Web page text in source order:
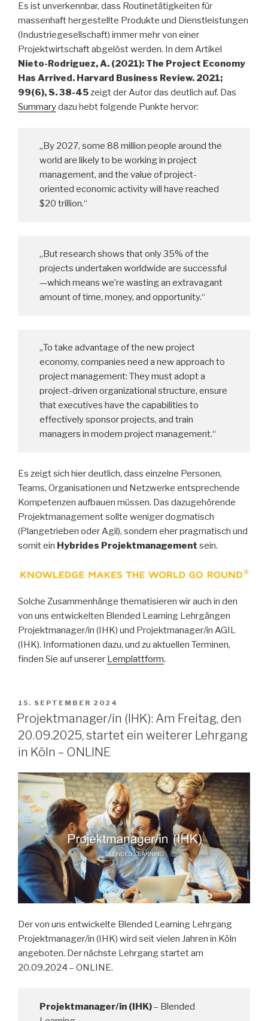
Es ist unverkennbar, dass Routinetätigkeiten für
massenhaft hergestellte Produkte und Dienstleistungen
(Industriegesellschaft) immer mehr von einer
Projektwirtschaft abgelöst werden. In dem Artikel
Nieto-Rodriguez, A. (2021): The Project Economy
Has Arrived. Harvard Business Review. 2021;
99(6), S. 38-45zeigt der Autor das deutlich auf. Das
Summarydazu hebt folgende Punkte hervor:
„By 2027, some 88 million people around the
world are likely to be working in project
management, and the value of project-
oriented economic activity will have reached
$20 trillion.“
„But research shows that only 35% of the
projects undertaken worldwide are successful
—which means we’re wasting an extravagant
amount of time, money, and opportunity.“
„To take advantage of the new project
economy, companies need a new approach to
project management: They must adopt a
project-driven organizational structure, ensure
that executives have the capabilities to
effectively sponsor projects, and train
managers in modern project management.“
Es zeigt sich hier deutlich, dass einzelne Personen,
Teams, Organisationen und Netzwerke entsprechende
Kompetenzen aufbauen müssen. Das dazugehörende
Projektmanagement sollte weniger dogmatisch
(Plangetrieben oder Agil), sondern eher pragmatisch und
somit ein Hybrides Projektmanagement sein.
Solche Zusammenhänge thematisieren wir auch in den
von uns entwickelten Blended Learning Lehrgängen
Projektmanager/in (IHK) und Projektmanager/in AGIL
(IHK). Informationen dazu, und zu aktuellen Terminen,
finden Sie auf unserer Lernplattform.
VERÖFFENTLICHT
AM
15. SEPTEMBER 2024
Projektmanager/in (IHK): Am Freitag, den
20.09.2025, startet ein weiterer Lehrgang
in Köln – ONLINE
Der von uns entwickelte Blended Learning Lehrgang
Projektmanager/in (IHK) wird seit vielen Jahren in Köln
angeboten. Der nächste Lehrgang startet am
20.09.2024 – ONLINE.
Projektmanager/in (IHK)– Blended